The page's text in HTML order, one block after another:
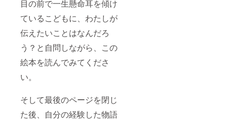
目の前で一生懸命耳を傾け
ているこどもに、わたしが
伝えたいことはなんだろ
う？と自問しながら、この
絵本を読んでみてくださ
い。
そして最後のページを閉じ
た後、自分の経験した物語